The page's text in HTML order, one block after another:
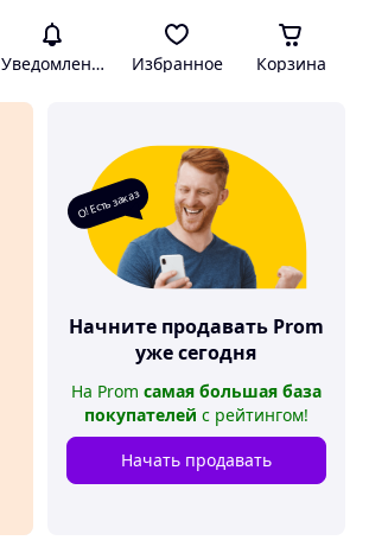
Уведомления Избранное Корзина
О! Есть заказ
Начните продавать Prom
уже сегодня
На Prom самая большая база
покупателей с рейтингом!
Начать продавать